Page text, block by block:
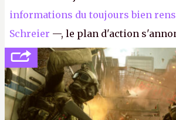
informations du toujours bien
Schreier —, le plan d'action
réductions de coûts drastiques,
studios et licenciements massifs.
FCetBattlefield, puis virer le reste.